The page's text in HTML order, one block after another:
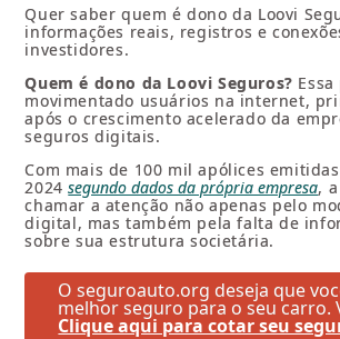
Quer saber quem é dono da Loovi
informações reais, registros e
investidores.
Quem é dono da Loovi Seguros?
movimentado usuários na internet,
após o crescimento acelerado da
seguros digitais.
Com mais de 100 mil apólices
2024segundo dados da própria empresa,
chamar a atenção não apenas pelo
digital, mas também pela falta de
sobre sua estrutura societária.
O seguroauto.org deseja que
melhor seguro para o seu carro.
Clique aqui para cotar seu